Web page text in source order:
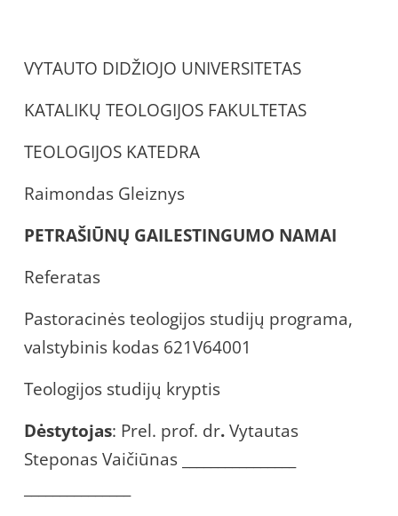
VYTAUTO DIDŽIOJO UNIVERSITETAS
KATALIKŲ TEOLOGIJOS FAKULTETAS
TEOLOGIJOS KATEDRA
Raimondas Gleiznys
PETRAŠIŪNŲ GAILESTINGUMO NAMAI
Referatas
Pastoracinės teologijos studijų programa,
valstybinis kodas 621V64001
Teologijos studijų kryptis
Dėstytojas: Prel. prof. dr.Vytautas
Steponas Vaičiūnas ________________